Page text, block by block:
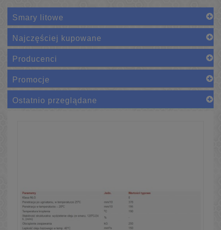
Smary litowe
Najczęściej kupowane
Producenci
Promocje
Ostatnio przeglądane